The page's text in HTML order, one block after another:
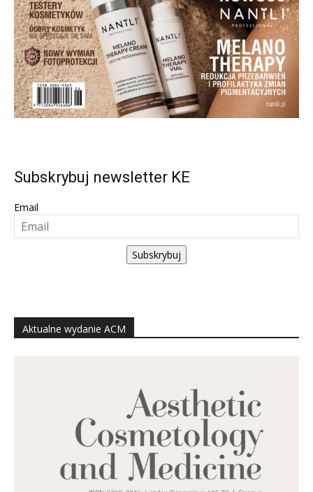
Subskrybuj newsletter KE
Email
Subskrybuj
Aktualne wydanie ACM